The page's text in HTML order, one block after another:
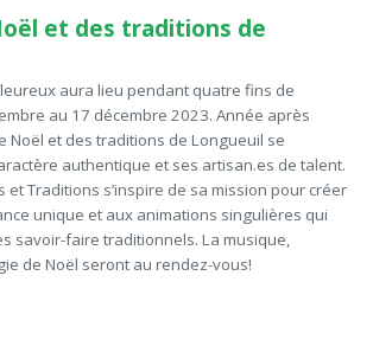
et des traditions de
aura lieu pendant quatre fins de
au 17 décembre 2023. Année après
Noël et des traditions de Longueuil se
authentique et ses artisan.es de talent.
et Traditions s’inspire de sa mission pour créer
unique et aux animations singulières qui
savoir-faire traditionnels. La musique,
de Noël seront au rendez-vous!